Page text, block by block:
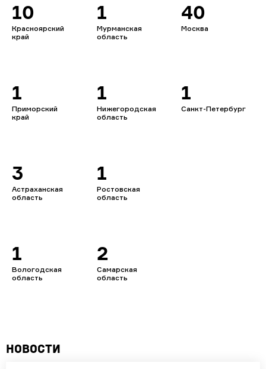
10
Красноярский
край
1
Приморский
край
3
Астраханская
область
1
Вологодская
область
1
Мурманская
область
1
Нижегородская
область
1
Ростовская
область
2
Самарская
область
40
Москва
1
Санкт-Петербург
Новости